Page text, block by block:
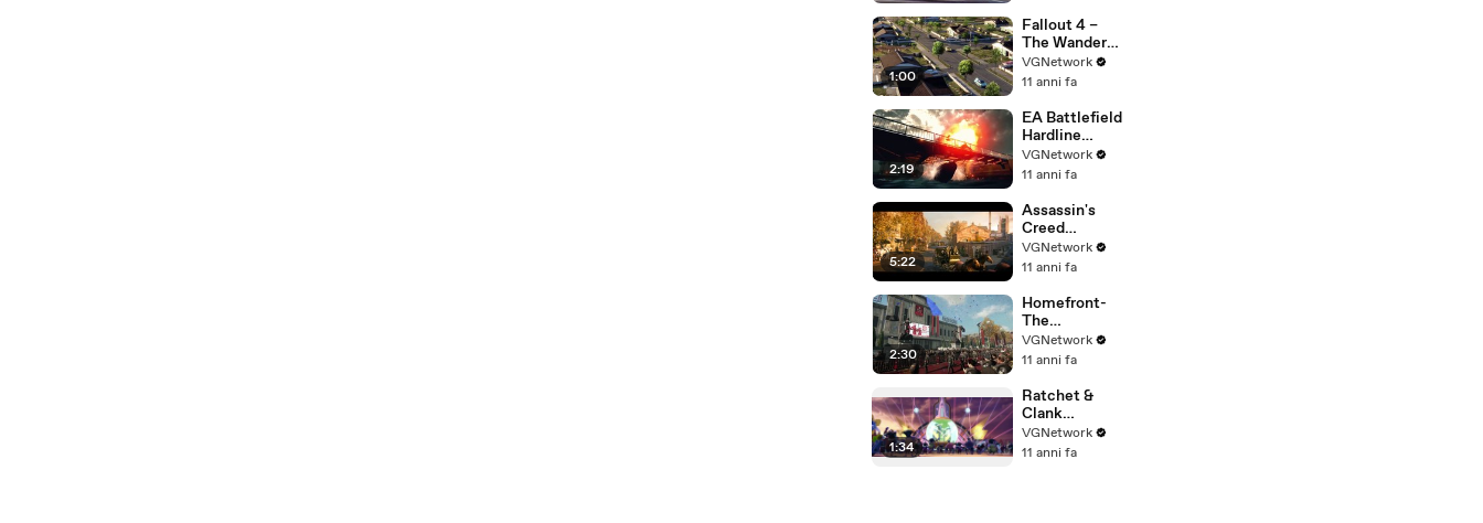
1:00
Fallout 4 –
The Wanderer
Trailer (PEGI)
VGNetwork
11 anni fa
2:19
EA Battlefield
Hardline
Trailer di
Lancio
ITALIANO
VGNetwork
11 anni fa
5:22
Assassin's
Creed
Syndicate
Trailer E3
Trailer (HD)
VGNetwork
11 anni fa
2:30
Homefront-
The
Revolution
This is
Trailer
(Official) [UK]
VGNetwork
11 anni fa
1:34
Ratchet &
Clank
TRAILER
RELEASE
VGNetwork
11 anni fa